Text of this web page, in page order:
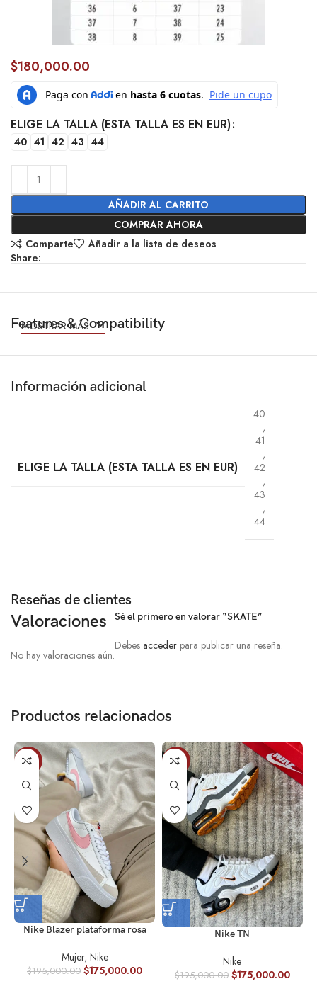
$180,000.00
ELIGE LA TALLA (ESTA TALLA ES EN EUR)
40 41 42 43 44
AÑADIR AL CARRITO
COMPRAR AHORA
Comparte
Añadir a la lista de deseos
Share:
Features & Compatibility
MOSTRAR MÁS
Información adicional
ELIGE LA TALLA (ESTA TALLA ES EN EUR)
40
,
41
,
42
,
43
,
44
Reseñas de clientes
Valoraciones
No hay valoraciones aún.
Sé el primero en valorar “SKATE”
Debesacceder para publicar una reseña.
Productos relacionados
-10%
Nike Blazer plataforma rosa
Mujer, Nike
$195,000.00 $175,000.00
-10%
Nike TN
Nike
$195,000.00 $175,000.00